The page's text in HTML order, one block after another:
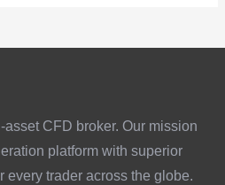
CFD broker. Our mission
platform with superior
every trader across the globe.